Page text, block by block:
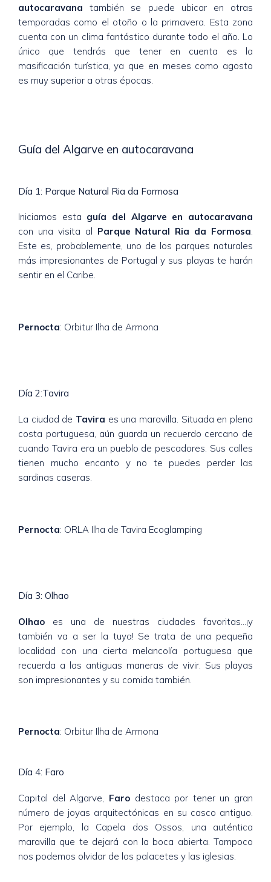
autocaravana también se puede ubicar en otras
temporadas como el otoño o la primavera. Esta zona
cuenta con un clima fantástico durante todo el año. Lo
único que tendrás que tener en cuenta es la
masificación turística, ya que en meses como agosto
es muy superior a otras épocas.
Guía del Algarve en autocaravana
Día 1: Parque Natural Ria da Formosa
Iniciamos esta guía del Algarve en autocaravana
con una visita al Parque Natural Ria da Formosa.
Este es, probablemente, uno de los parques naturales
más impresionantes de Portugal y sus playas te harán
sentir en el Caribe.
Pernocta: Orbitur Ilha de Armona
Día 2:Tavira
La ciudad de Tavira es una maravilla. Situada en plena
costa portuguesa, aún guarda un recuerdo cercano de
cuando Tavira era un pueblo de pescadores. Sus calles
tienen mucho encanto y no te puedes perder las
sardinas caseras.
Pernocta: ORLA Ilha de Tavira Ecoglamping
Día 3: Olhao
Olhao es una de nuestras ciudades favoritas…¡y
también va a ser la tuya! Se trata de una pequeña
localidad con una cierta melancolía portuguesa que
recuerda a las antiguas maneras de vivir. Sus playas
son impresionantes y su comida también.
Pernocta: Orbitur Ilha de Armona
Día 4: Faro
Capital del Algarve, Farodestaca por tener un gran
número de joyas arquitectónicas en su casco antiguo.
Por ejemplo, la Capela dos Ossos, una auténtica
maravilla que te dejará con la boca abierta. Tampoco
nos podemos olvidar de los palacetes y las iglesias.